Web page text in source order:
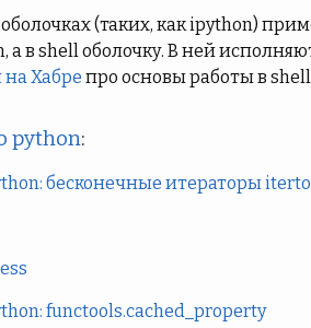
(таких, как ipython)
в shell оболочку. В ней
на Хабре про основы работы в shell
python:
бесконечные итераторы
functools.cached_property